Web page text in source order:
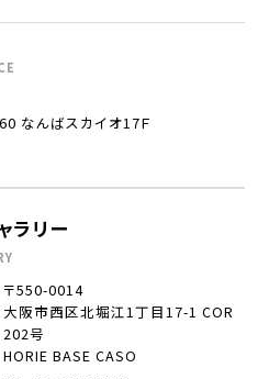
なんばスカイオ17Ｆ
ラリー
〒550-0014
大阪市西区北堀江1丁目17-1 COR
202号
HORIE BASE CASO